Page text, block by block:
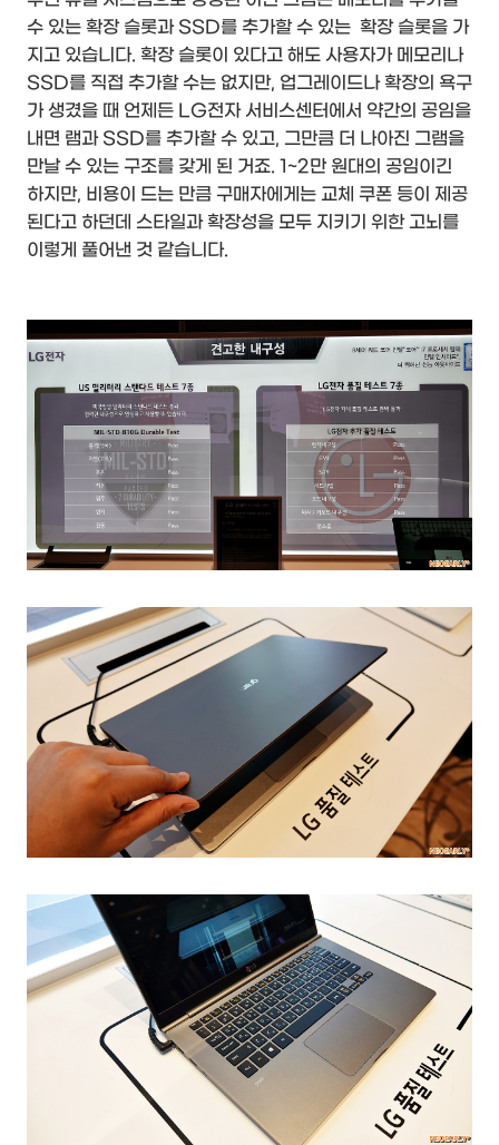
수 있는 확장 슬롯과 SSD를 추가할 수 있는 확장 슬롯을 가
지고 있습니다. 확장 슬롯이 있다고 해도 사용자가 메모리나
SSD를 직접 추가할 수는 없지만, 업그레이드나 확장의 욕구
가 생겼을 때 언제든 LG전자 서비스센터에서 약간의 공임을
내면 램과 SSD를 추가할 수 있고, 그만큼 더 나아진 그램을
만날 수 있는 구조를 갖게 된 거죠. 1~2만 원대의 공임이긴
하지만, 비용이 드는 만큼 구매자에게는 교체 쿠폰 등이 제공
된다고 하던데 스타일과 확장성을 모두 지키기 위한 고뇌를
이렇게 풀어낸 것 같습니다.